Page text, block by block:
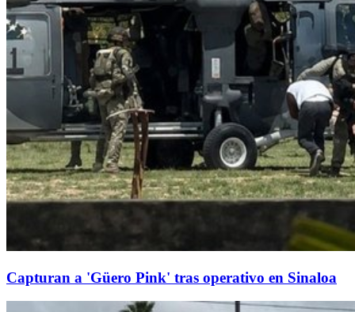
Capturan a 'Güero Pink' tras operativo en Sinaloa